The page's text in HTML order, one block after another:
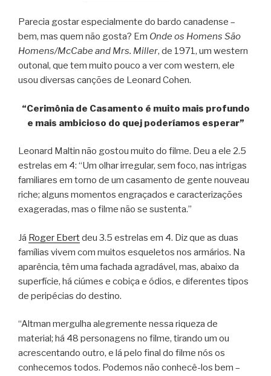
Parecia gostar especialmente do bardo canadense –
bem, mas quem não gosta? Em Onde os Homens São
Homens/McCabe and Mrs. Miller, de 1971, um western
outonal, que tem muito pouco a ver com western, ele
usou diversas canções de Leonard Cohen.
“Cerimônia de Casamento é muito mais profundo
e mais ambicioso do quej poderíamos esperar”
Leonard Maltin não gostou muito do filme. Deu a ele 2.5
estrelas em 4: “Um olhar irregular, sem foco, nas intrigas
familiares em torno de um casamento de gente nouveau
riche; alguns momentos engraçados e caracterizações
exageradas, mas o filme não se sustenta.”
Já Roger Ebertdeu 3.5 estrelas em 4. Diz que as duas
famílias vivem com muitos esqueletos nos armários. Na
aparência, têm uma fachada agradável, mas, abaixo da
superfície, há ciúmes e cobiça e ódios, e diferentes tipos
de peripécias do destino.
“Altman mergulha alegremente nessa riqueza de
material; há 48 personagens no filme, tirando um ou
acrescentando outro, e lá pelo final do filme nós os
conhecemos todos. Podemos não conhecê-los bem –